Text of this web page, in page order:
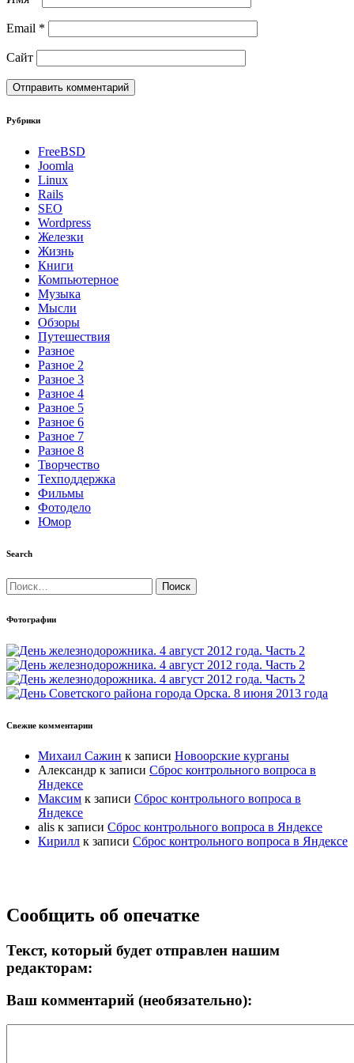
Email *
Сайт
Рубрики
FreeBSD
Joomla
Linux
Rails
SEO
Wordpress
Железки
Жизнь
Книги
Компьютерное
Музыка
Мысли
Обзоры
Путешествия
Разное
Разное 2
Разное 3
Разное 4
Разное 5
Разное 6
Разное 7
Разное 8
Творчество
Техподдержка
Фильмы
Фотодело
Юмор
Search
Найти:
Фотографии
Свежие комментарии
Михаил Сажин к записи Новоорские курганы
Александр к записи Сброс контрольного вопроса в
Яндексе
Максим к записи Сброс контрольного вопроса в
Яндексе
alis к записи Сброс контрольного вопроса в Яндексе
Кирилл к записи Сброс контрольного вопроса в Яндексе
Прокрутка
вверх
Сообщить об опечатке
Текст, который будет отправлен нашим
редакторам:
Ваш комментарий (необязательно):